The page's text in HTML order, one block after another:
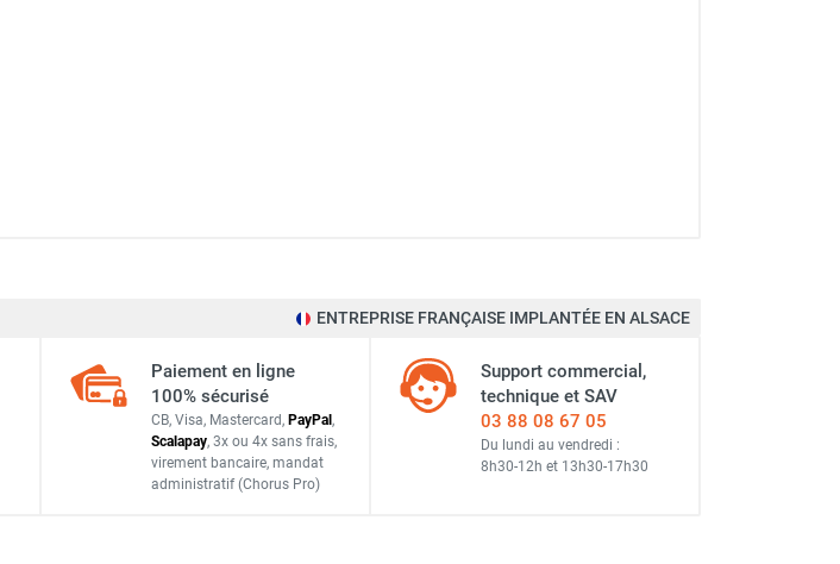
ENTREPRISE FRANÇAISE IMPLANTÉE EN ALSACE
Paiement en ligne
100% sécurisé
CB, Visa, Mastercard, PayPal ,
Scalapay, 3x ou 4x sans frais,
virement bancaire, mandat
administratif (Chorus Pro)
Support commercial,
technique et SAV
03 88 08 67 05
Du lundi au vendredi :
8h30-12h et 13h30-17h30